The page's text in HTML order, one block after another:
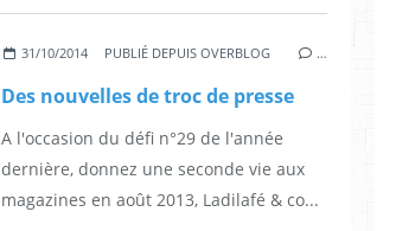
31/10/2014 PUBLIÉ DEPUIS OVERBLOG …
Des nouvelles de troc de presse
A l'occasion du défi n°29 de l'année
dernière, donnez une seconde vie aux
magazines en août 2013, Ladilafé & co...